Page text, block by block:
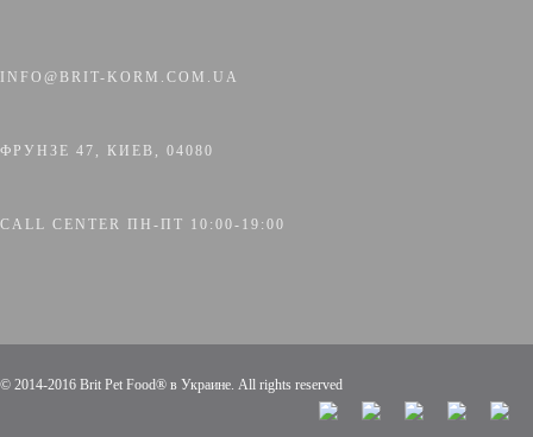
INFO@BRIT-KORM.COM.UA
ФРУНЗЕ 47, КИЕВ, 04080
CALL CENTER ПН-ПТ 10:00-19:00
© 2014-2016 Brit Pet Food® в Украине. All rights reserved